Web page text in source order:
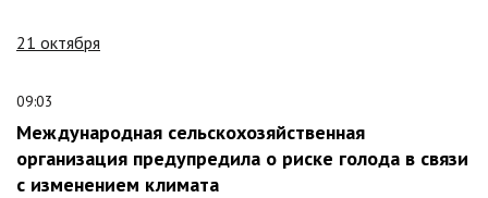
21 октября
09:03
Международная сельскохозяйственная
организация предупредила о риске голода в связи
с изменением климата